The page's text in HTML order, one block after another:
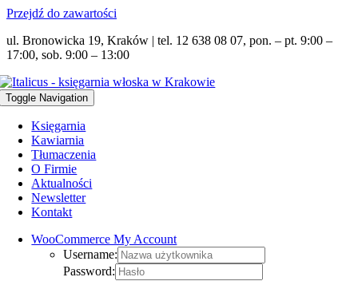
Przejdź do zawartości
ul. Bronowicka 19, Kraków | tel. 12 638 08 07, pon. – pt. 9:00 –
17:00, sob. 9:00 – 13:00
Toggle Navigation
Księgarnia
Kawiarnia
Tłumaczenia
O Firmie
Aktualności
Newsletter
Kontakt
WooCommerce My Account
Username:
Password: